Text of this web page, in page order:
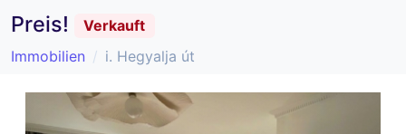
Preis!
Verkauft
Immobilien
i. Hegyalja út